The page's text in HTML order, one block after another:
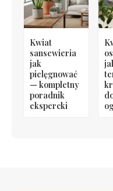
Kwiat
sansewieria
jak
pielęgnować
— kompletny
poradnik
ekspercki